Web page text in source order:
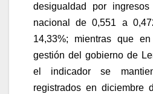
desigualdad por
nacional de 0,551 a
14,33%; mientras que
gestión del gobierno de
el indicador se
registrados en diciembre